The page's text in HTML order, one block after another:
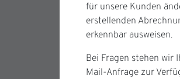
für unsere Kunden
erstellenden
erkennbar ausweisen.
Bei Fragen stehen wir
Mail-Anfrage zur